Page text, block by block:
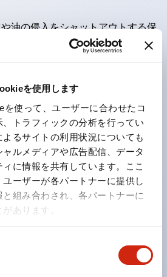
を使用します
を使って、ユーザーに合わせたコ
トラフィックの分析を行ってい
るサイトの利用状況についても
ルメディアや広告配信、データ
に情報を共有しています。ここ
ーザーが各パートナーに提供し
組み合わされ、各パートナーに
あります。
油の侵入をシャットアウトする保
し2点押ボタンスイッチは
押ボタンスイッチと表示灯の3つ
ズに対応する各種電圧を完備。
LED球（LSRD球）。これまで色
球を、1色のLED球で各色を表
た。
ザインに対応。表示灯（角平形）
よび、点灯時のランプ色の識別が
対応。危険時や緊急事態時の色表